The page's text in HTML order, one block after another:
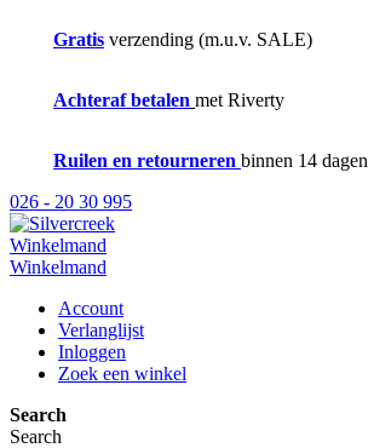
Gratisverzending (m.u.v. SALE)
Achteraf betalen met Riverty
Ruilen en retourneren binnen 14 dagen
026 - 20 30 995
Winkelmand
Winkelmand
Account
Verlanglijst
Inloggen
Zoek een winkel
Search
Search